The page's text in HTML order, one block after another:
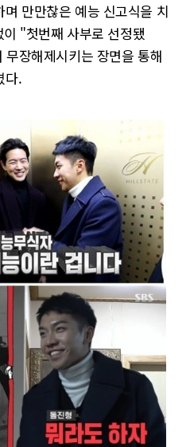
만만찮은 예능 신고식을 치
"첫번째 사부로 선정됐
장해제시키는 장면을 통해
다.